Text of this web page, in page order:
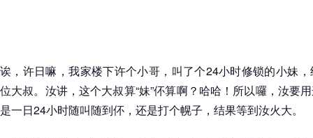
诶，许日嘛，我家楼下许个小哥，叫了个24小时修锁的小妹
位大叔。汝讲，这个大叔算“妹”伓算啊？哈哈！所以囉，汝要
是一日24小时随叫随到伓，还是打个幌子，结果等到汝火大。